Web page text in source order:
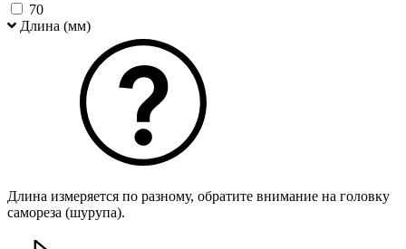
70
Длина (мм)
Длина измеряется по разному, обратите внимание на головку
самореза (шурупа).